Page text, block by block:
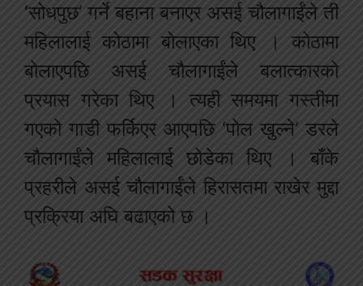
‘सोधपुछ’ गर्ने बहाना बनाएर असई चौलागाईंले ती
महिलालाई कोठामा बोलाएका थिए । कोठामा
बोलाएपछि असई चौलागाईंले बलात्कारको
प्रयास गरेका थिए । त्यही समयमा गस्तीमा
गएको गाडी फर्किएर आएपछि ‘पोल खुल्ने’ डरले
चौलागाईंले महिलालाई छोडेका थिए । बाँके
प्रहरीले असई चौलागाईंले हिरासतमा राखेर मुद्दा
प्रक्रिया अघि बढाएको छ ।